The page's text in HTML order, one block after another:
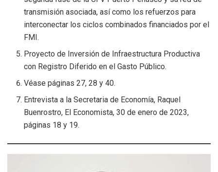
transmisión asociada, así como los refuerzos para
interconectar los ciclos combinados financiados por el
FMI.
Proyecto de Inversión de Infraestructura Productiva
con Registro Diferido en el Gasto Público.
Véase páginas 27, 28 y 40.
Entrevista a la Secretaria de Economía, Raquel
Buenrostro, El Economista, 30 de enero de 2023,
páginas 18 y 19.